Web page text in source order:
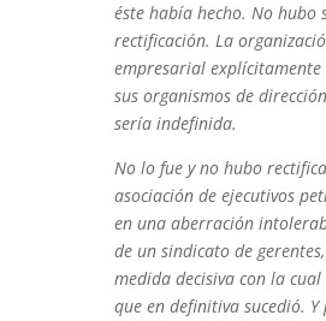
éste había hecho. No hubo
rectificación. La
empresarial
sus organismos de
sería indefinida.
No lo fue y no hubo
asociación de ejecutivos
en una aberración
de un sindicato de
medida decisiva con la
que en definitiva sucedió.